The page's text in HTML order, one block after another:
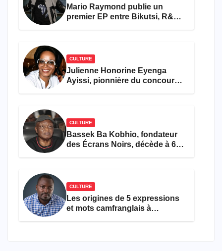
Mario Raymond publie un
premier EP entre Bikutsi, R&B
CULTURE
Julienne Honorine Eyenga
Ayissi, pionnière du concours
CULTURE
Bassek Ba Kobhio, fondateur
des Écrans Noirs, décède à 69
CULTURE
Les origines de 5 expressions
et mots camfranglais à